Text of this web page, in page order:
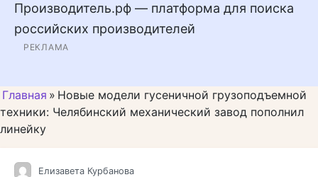
Производитель.рф — платформа для поиска
российских производителей
РЕКЛАМА
Главная » Новые модели гусеничной грузоподъемной
техники: Челябинский механический завод пополнил
линейку
Елизавета Курбанова